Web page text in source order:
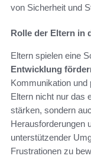
von Sicherheit und
Rolle der Eltern in
Eltern spielen eine
Entwicklung
Kommunikation und
Eltern nicht nur das
stärken, sondern
Herausforderungen
unterstützender
Frustrationen zu